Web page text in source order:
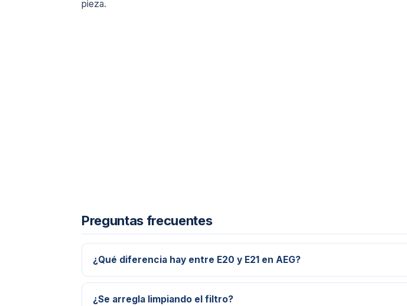
pieza.
Preguntas frecuentes
¿Qué diferencia hay entre E20 y E21 en AEG?
¿Se arregla limpiando el filtro?